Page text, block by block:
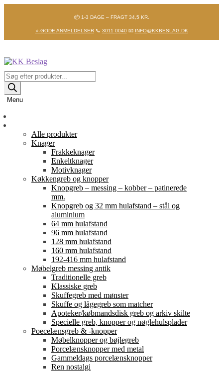
📦 1-3 DAGE – FRAGT 34,5 KR.
⭐-GODE ANMELDELSER📞 3011 0040📧 INFO@KKBESLAG.DK
Spring
til
navigation
Spring
til
indhold
Products
search
Menu
Alle produkter
Knager
Frakkeknager
Enkeltknager
Motivknager
Køkkengreb og knopper
Knopgreb – messing – kobber – patinerede
mm.
Knopgreb og 32 mm hulafstand – stål og
aluminium
64 mm hulafstand
96 mm hulafstand
128 mm hulafstand
160 mm hulafstand
192-416 mm hulafstand
Møbelgreb messing antik
Traditionelle greb
Klassiske greb
Skuffegreb med mønster
Skuffe og lågegreb som matcher
Apoteker/købmandsdisk greb og arkiv skilte
Specielle greb, knopper og nøglehulsplader
Poecelænsgreb & -knopper
Møbelknopper og bøjlegreb
Porcelænsknopper med metal
Gammeldags porcelænsknopper
Ren nostalgi